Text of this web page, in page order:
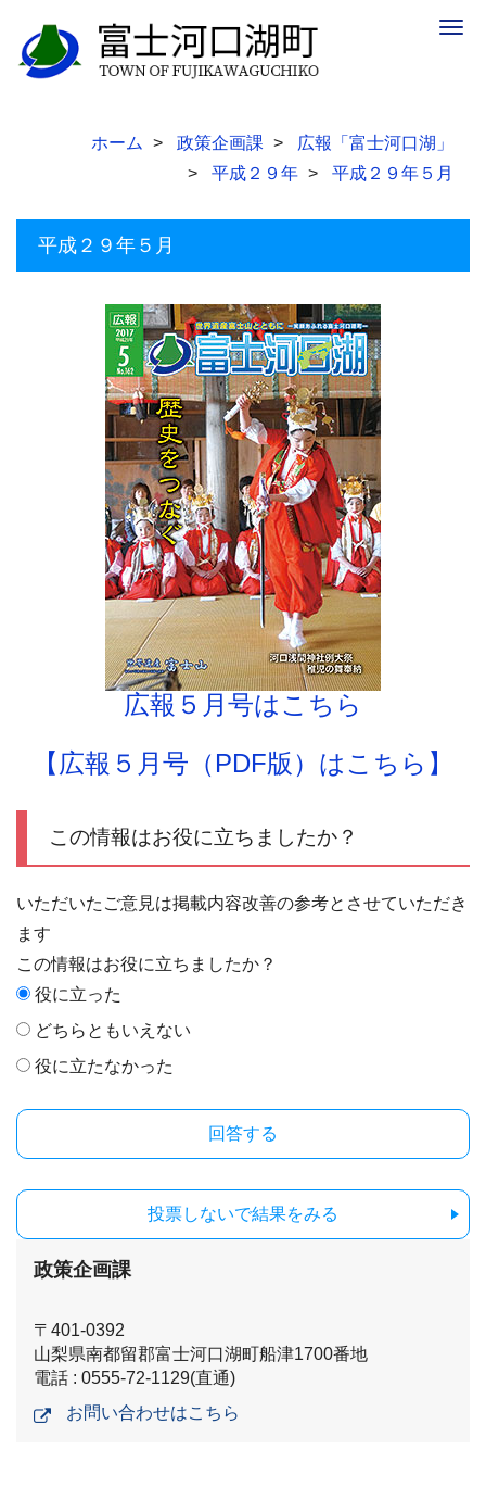
ホーム 政策企画課
広報「富士河口湖」
平成２９年
平成２９年５月
平成２９年５月
広報５月号はこちら
【広報５月号（PDF版）はこちら】
この情報はお役に立ちましたか？
いただいたご意見は掲載内容改善の参考とさせていただき
ます
この情報はお役に立ちましたか？
役に立った
どちらともいえない
役に立たなかった
投票しないで結果をみる
政策企画課
〒401-0392
山梨県南都留郡富士河口湖町船津1700番地
電話 : 0555-72-1129(直通)
お問い合わせはこちら